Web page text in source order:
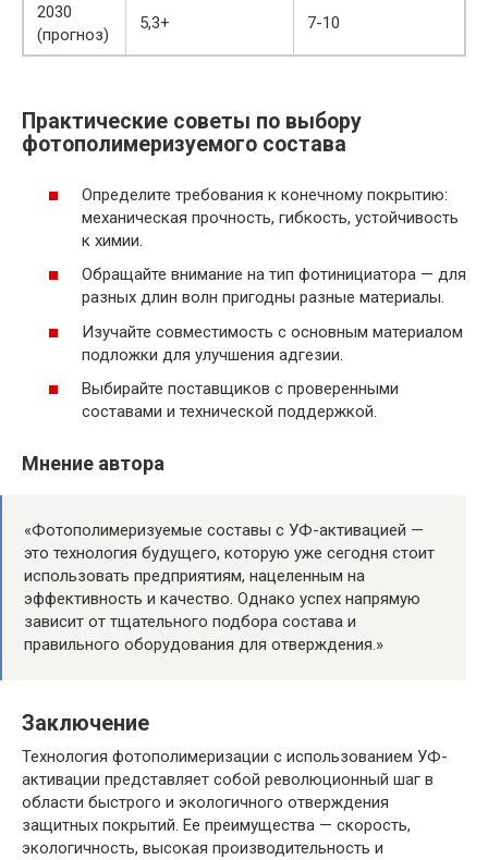
2030
(прогноз)
5,3+ 7-10
Практические советы по выбору
фотополимеризуемого состава
Определите требования к конечному покрытию:
механическая прочность, гибкость, устойчивость
к химии.
Обращайте внимание на тип фотинициатора — для
разных длин волн пригодны разные материалы.
Изучайте совместимость с основным материалом
подложки для улучшения адгезии.
Выбирайте поставщиков с проверенными
составами и технической поддержкой.
Мнение автора
«Фотополимеризуемые составы с УФ-активацией —
это технология будущего, которую уже сегодня стоит
использовать предприятиям, нацеленным на
эффективность и качество. Однако успех напрямую
зависит от тщательного подбора состава и
правильного оборудования для отверждения.»
Заключение
Технология фотополимеризации с использованием УФ-
активации представляет собой революционный шаг в
области быстрого и экологичного отверждения
защитных покрытий. Ее преимущества — скорость,
экологичность, высокая производительность и